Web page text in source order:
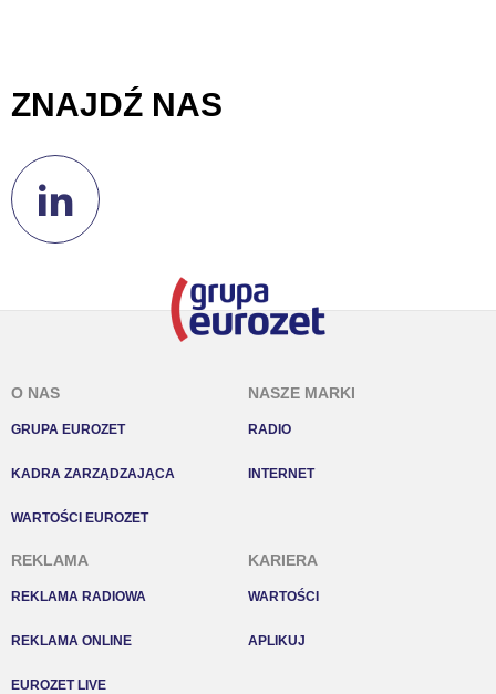
ZNAJDŹ NAS
O NAS
GRUPA EUROZET
KADRA ZARZĄDZAJĄCA
WARTOŚCI EUROZET
NASZE MARKI
RADIO
INTERNET
REKLAMA
REKLAMA RADIOWA
REKLAMA ONLINE
EUROZET LIVE
KARIERA
WARTOŚCI
APLIKUJ
dostęp do nich. Spersonalizowane reklamy i treści, pomiar
Lista Zaufanych Partnerów